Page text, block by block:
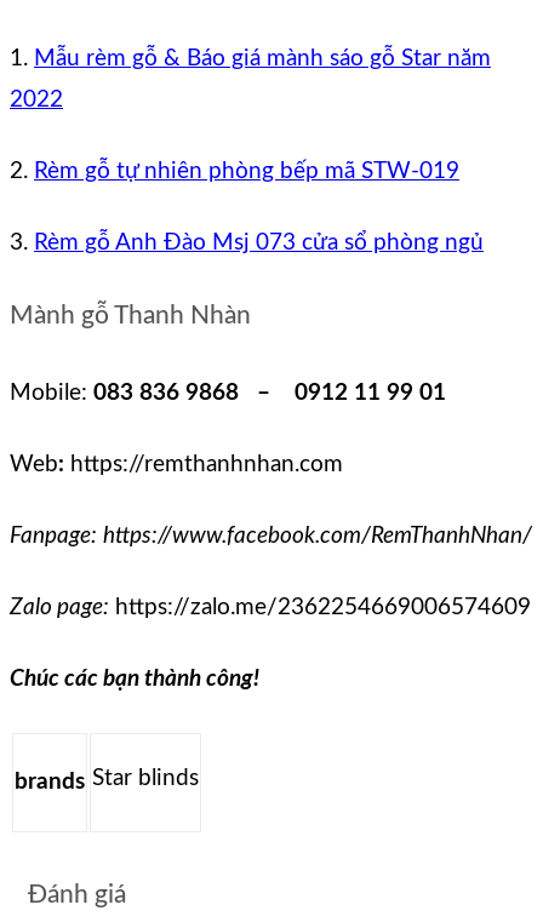
1. Mẫu rèm gỗ & Báo giá mành sáo gỗ Star năm
2022
2. Rèm gỗ tự nhiên phòng bếp mã STW-019
3. Rèm gỗ Anh Đào Msj 073 cửa sổ phòng ngủ
Mành gỗ Thanh Nhàn
Mobile: 083 836 9868 – 0912 11 99 01
Web: https://remthanhnhan.com
Fanpage: https://www.facebook.com/RemThanhNhan/
Zalo page: https://zalo.me/2362254669006574609
Chúc các bạn thành công!
brands Star blinds
Đánh giá